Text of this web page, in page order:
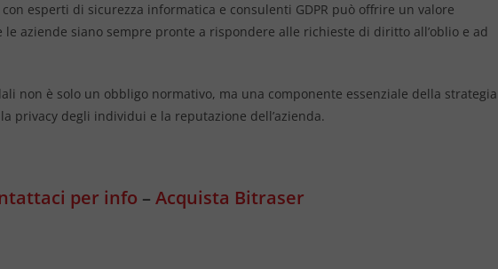
esperti di sicurezza informatica e consulenti GDPR può offrire un valore
aziende siano sempre pronte a rispondere alle richieste di diritto all’oblio e ad
non è solo un obbligo normativo, ma una componente essenziale della strategia
privacy degli individui e la reputazione dell’azienda.
per info – Acquista Bitraser